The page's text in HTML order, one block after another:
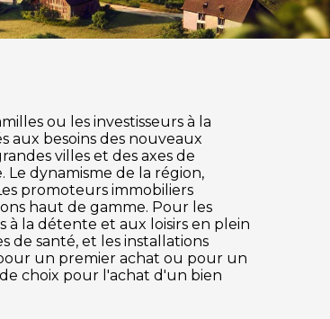
ou les investisseurs à la
aux besoins des nouveaux
villes et des axes de
dynamisme de la région,
promoteurs immobiliers
haut de gamme. Pour les
à la détente et aux loisirs en plein
de santé, et les installations
un premier achat ou pour un
choix pour l'achat d'un bien